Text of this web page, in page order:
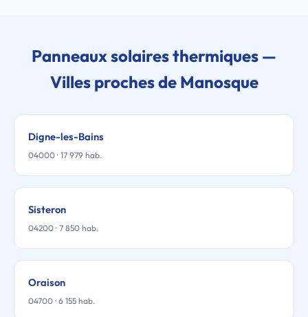
Panneaux solaires thermiques —
Villes proches de Manosque
Digne-les-Bains
04000 · 17 979 hab.
Sisteron
04200 · 7 850 hab.
Oraison
04700 · 6 155 hab.